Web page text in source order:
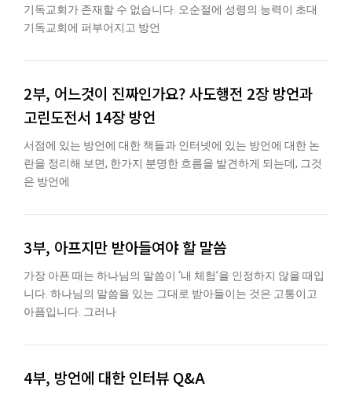
기독교회가 존재할 수 없습니다. 오순절에 성령의 능력이 초대
기독교회에 퍼부어지고 방언
2부, 어느것이 진짜인가요? 사도행전 2장 방언과
고린도전서 14장 방언
서점에 있는 방언에 대한 책들과 인터넷에 있는 방언에 대한 논
란을 정리해 보면, 한가지 분명한 흐름을 발견하게 되는데, 그것
은 방언에
3부, 아프지만 받아들여야 할 말씀
가장 아픈 때는 하나님의 말씀이 ‘내 체험’을 인정하지 않을 때입
니다. 하나님의 말씀을 있는 그대로 받아들이는 것은 고통이고
아픔입니다. 그러나
4부, 방언에 대한 인터뷰 Q&A